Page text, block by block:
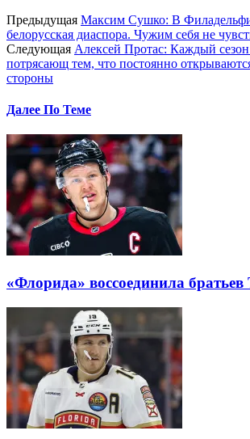
Предыдущая Максим Сушко: В
белорусская диаспора. Чужим себя не
Следующая Алексей Протас: Каждый
потрясающ тем, что постоянно
стороны
Далее По Теме
«Флорида» воссоединила